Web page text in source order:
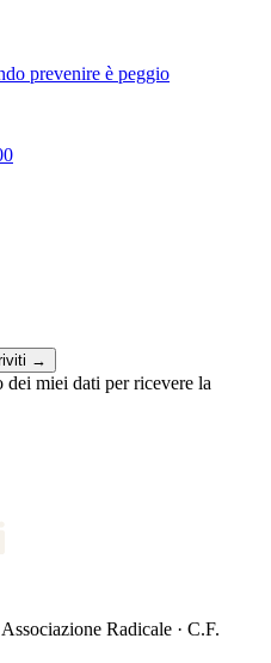
prevenire è peggio
→
dei miei dati per ricevere la
Radicale · C.F.